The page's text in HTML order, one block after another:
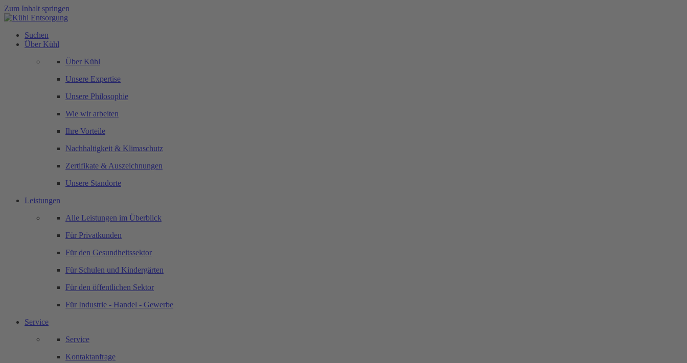
Zum Inhalt springen
Suchen
Über Kühl
Über Kühl
Unsere Expertise
Unsere Philosophie
Wie wir arbeiten
Ihre Vorteile
Nachhaltigkeit & Klimaschutz
Zertifikate & Auszeichnungen
Unsere Standorte
Leistungen
Alle Leistungen im Überblick
Für Privatkunden
Für den Gesundheitssektor
Für Schulen und Kindergärten
Für den öffentlichen Sektor
Für Industrie - Handel - Gewerbe
Service
Service
Kontaktanfrage